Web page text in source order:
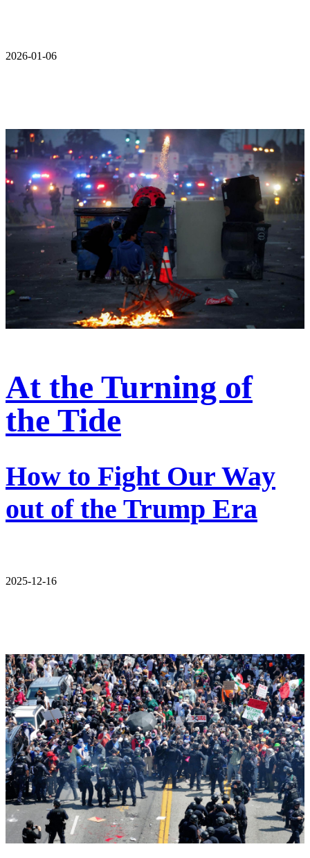
2026-01-06
At the Turning of
the Tide
How to Fight Our Way
out of the Trump Era
2025-12-16